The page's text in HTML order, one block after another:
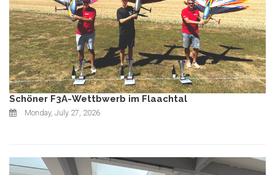
Schöner F3A-Wettbwerb im Flaachtal
Monday, July 27, 2026